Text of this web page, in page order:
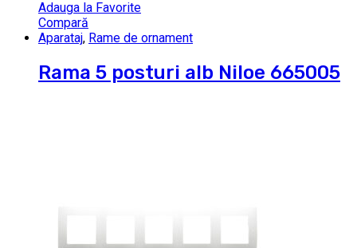
Adauga la Favorite
Compară
Aparataj, Rame de ornament
Rama 5 posturi alb Niloe 665005